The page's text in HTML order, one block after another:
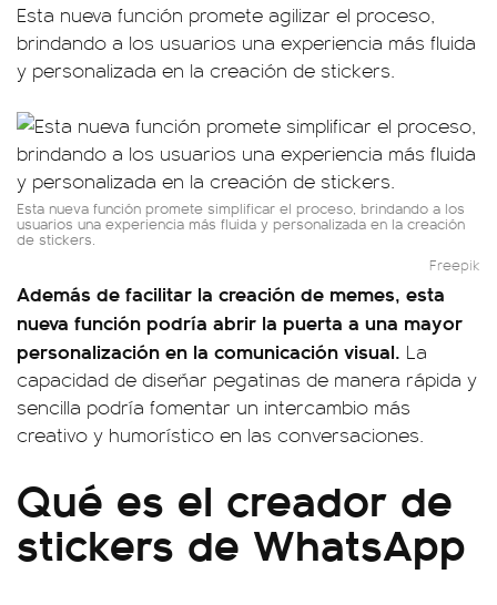
Esta nueva función promete agilizar el proceso,
brindando a los usuarios una experiencia más fluida
y personalizada en la creación de stickers.
Esta nueva función promete simplificar el proceso, brindando a los
usuarios una experiencia más fluida y personalizada en la creación
de stickers.
Freepik
Además de facilitar la creación de memes, esta
nueva función podría abrir la puerta a una mayor
personalización en la comunicación visual. La
capacidad de diseñar pegatinas de manera rápida y
sencilla podría fomentar un intercambio más
creativo y humorístico en las conversaciones.
Qué es el creador de
stickers de WhatsApp